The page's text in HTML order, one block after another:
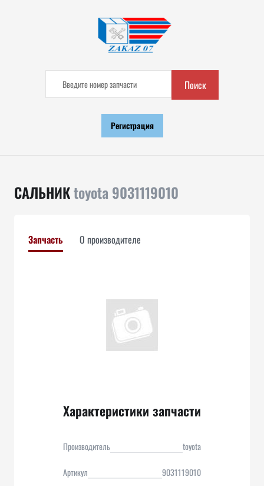
Поиск
Регистрация
САЛЬНИКtoyota 9031119010
Запчасть О производителе
Характеристики запчасти
Производитель toyota
Артикул 9031119010